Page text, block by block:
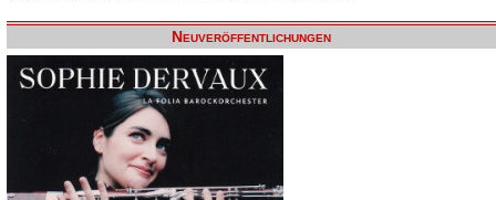
Neuveröffentlichungen